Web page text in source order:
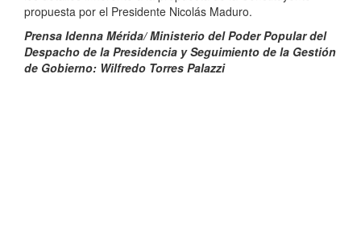
propuesta por el Presidente Nicolás Maduro.
Prensa Idenna Mérida/ Ministerio del Poder Popular del
Despacho de la Presidencia y Seguimiento de la Gestión
de Gobierno: Wilfredo Torres Palazzi